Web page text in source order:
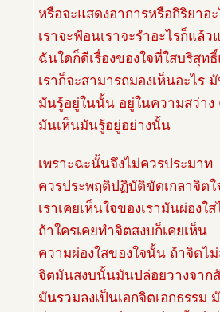
หรือจะแสดงอาการหรือกิริยาอ
เราจะฟ้อนเราจะรำอะไรก็แล้
ฉันใดก็ดีเรื่องของใจที่ใสบริสุ
เราก็จะสามารถมองเห็นอะไร
มันรู้อยู่ในนั้น อยู่ในความสว่า
มันเห็นมันรู้อยู่อย่างนั้น
เพราะฉะนั้นจึงไม่ควรประมาท
ควรประพฤติปฏิบัติขัดเกลาจิต
เราเคยเห็นใจของเรามันผ่องใ
ถ้าใครเคยทำจิตสงบก็เคยเห็น
ความผ่องใสของใจนั้น ถ้าจิตไ
จิตมันสงบนั้นมันปล่อยวางจา
มันรวมลงเป็นเอกจิตเอกธรร